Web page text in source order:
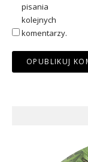
pisania
kolejnych
komentarzy.